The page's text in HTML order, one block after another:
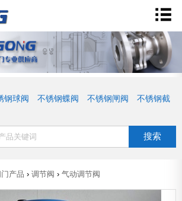
钢球阀 不锈钢蝶阀 不锈钢闸阀
不锈钢截
搜索
门产品 › 调节阀 › 气动调节阀